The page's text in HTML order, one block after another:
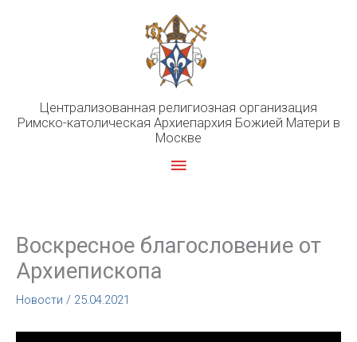
Централизованная религиозная организация
Римско-католическая Архиепархия Божией Матери в
Москве
Главное
Воскресное благословение от
Архиепископа
Новости / 25.04.2021